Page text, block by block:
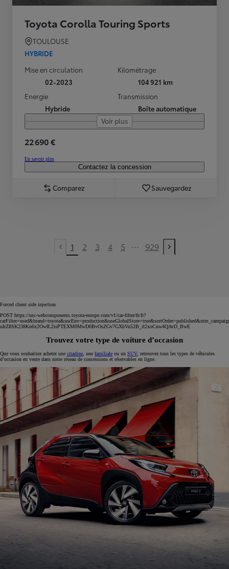
Toyota Corolla Touring Sports
TOULOUSE
HYBRIDE
Mise en circulation
02-2023
Kilométrage
104 921 km
Energie
Hybride
Transmission
Boîte automatique
Voir plus
22 690 €
En savoir plus
Contactez la concession
Comparez Sauvegardez
Previous page
1 2 3 4 5 ... 929
Next page
Forced client side injection
POST https://usc-webcomponents.toyota-europe.com/v1/car-filter/fr/fr?
uIrZ8SK238Kn6x2OwfL2isPTEXM0MwD0BvOsZGv7GXbVu52B_rl2xoCnw4QAvD_BwE
Trouvez votre type de voiture d’occasion
Que vous souhaitiez acheter une citadine , une familiale ou un SUV, retrouvez tous les types de véhicules
d’occasion en vente dans notre réseau de concessions et réservables en ligne.